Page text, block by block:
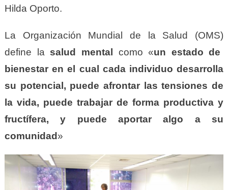
Hilda Oporto.
La Organización Mundial de la Salud (OMS)
define lasalud mental como «un estado de
bienestar en el cual cada individuo desarrolla
su potencial, puede afrontar las tensiones de
la vida, puede trabajar de forma productiva y
fructífera, y puede aportar algo a su
comunidad »